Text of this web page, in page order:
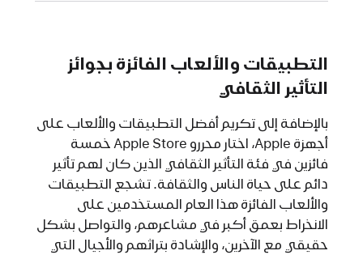
التطبيقات والألعاب الفائزة بجوائز
التأثير الثقافي
بالإضافة إلى تكريم أفضل التطبيقات والألعاب على
أجهزة Apple، اختار محررو Apple Store خمسة
فائزين في فئة التأثير الثقافي الذين كان لهم تأثير
دائم على حياة الناس والثقافة. تشجع التطبيقات
والألعاب الفائزة هذا العام المستخدمين على
الانخراط بعمق أكبر في مشاعرهم، والتواصل بشكل
حقيقي مع الآخرين، والإشادة بتراثهم والأجيال التي